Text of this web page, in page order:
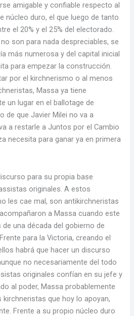
amigable y confiable respecto al
núcleo duro, el que luego de tanto
el 20% y el 25% del electorado.
son para nada despreciables, se
más numerosa y del capital inicial
para empezar la construcción.
por el kirchnerismo o al menos
Massa ya tiene
un lugar en el ballotage de
de que Javier Milei no va a
a restarle a Juntos por el Cambio
necesita para ganar ya en primera
para su propia base
originales. A estos
les cae mal, son antikirchneristas
a Massa cuando este
una década del gobierno de
para la Victoria, creando el
habrá que hacer un discurso
no necesariamente del todo
originales confían en su jefe y
al poder, Massa probablemente
kirchneristas que hoy lo apoyan,
Frente a su propio núcleo duro